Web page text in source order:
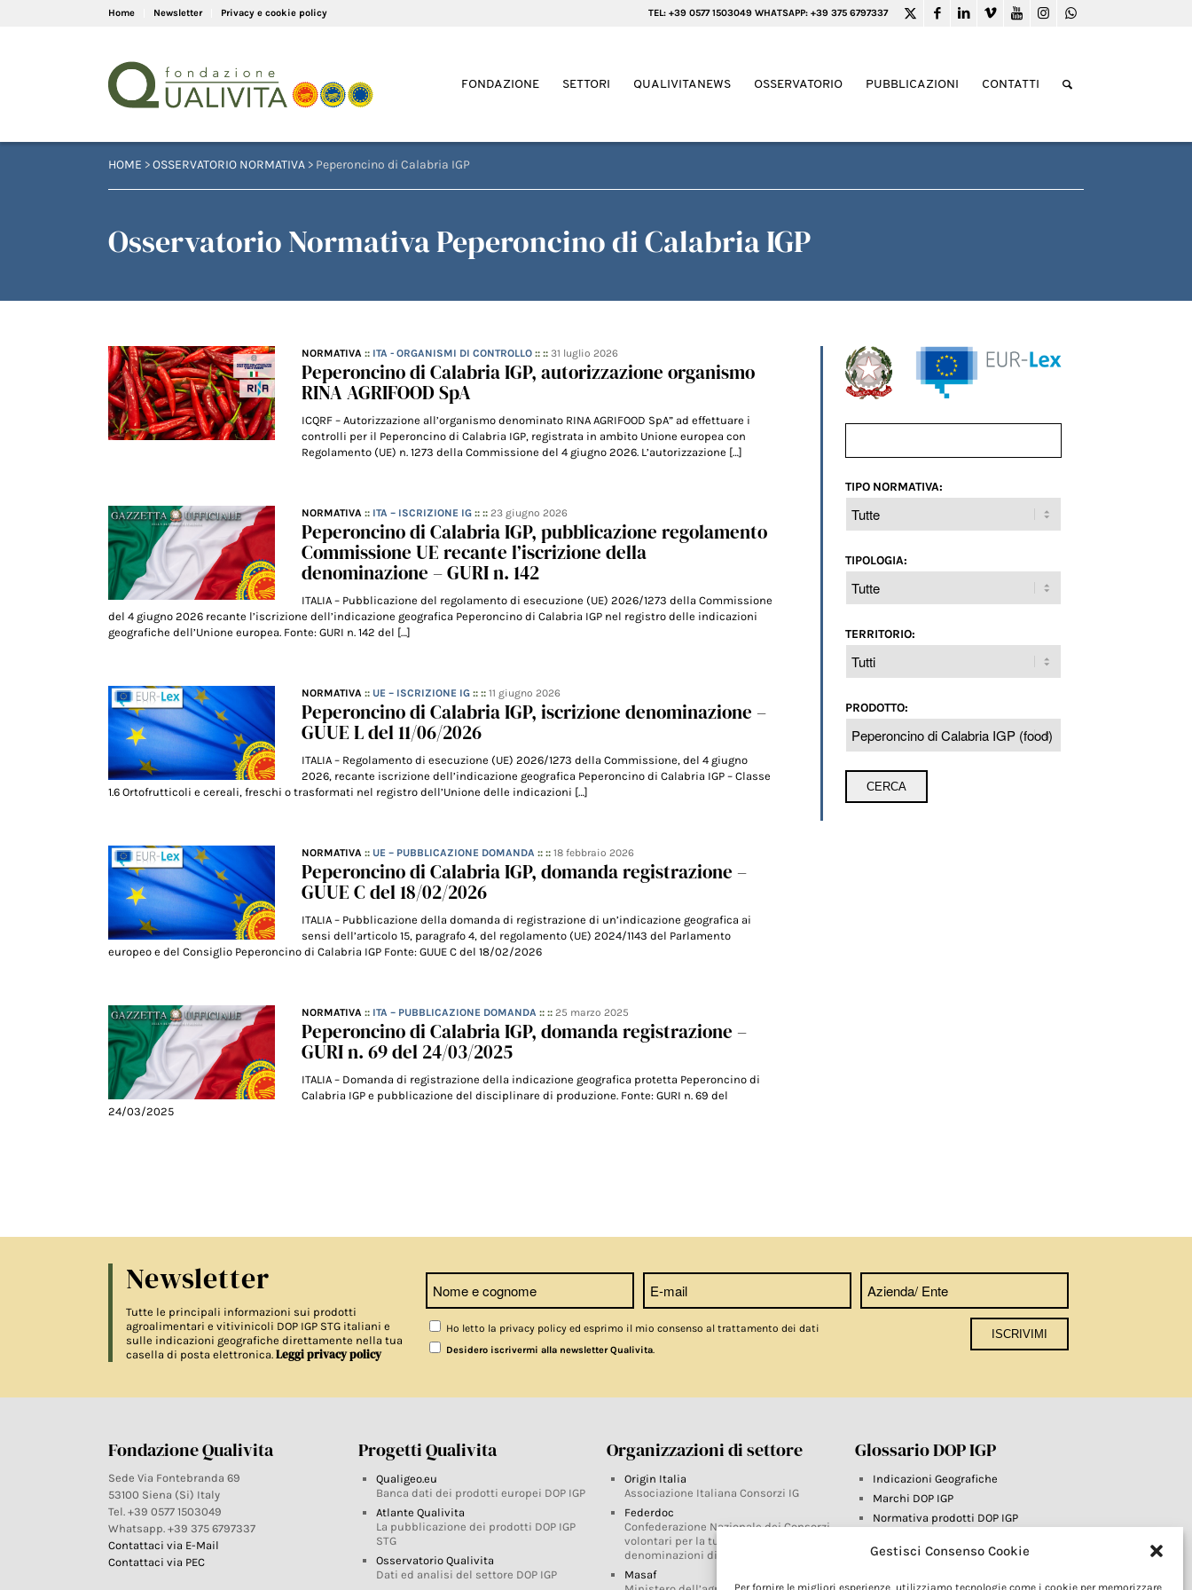
Gestisci Consenso Cookie
Per fornire le migliori esperienze, utilizziamo tecnologie come i cookie per memorizzare
Home Newsletter Privacy e cookie policy TEL: +39 0577 1503049 WHATSAPP: +39 375 6797337
FONDAZIONE SETTORI QUALIVITANEWS OSSERVATORIO PUBBLICAZIONI CONTATTI
HOME >OSSERVATORIO NORMATIVA > Peperoncino di Calabria IGP
Osservatorio Normativa Peperoncino di Calabria IGP
NORMATIVA :: ITA - ORGANISMI DI CONTROLLO :: ::31 luglio 2026
Peperoncino di Calabria IGP, autorizzazione organismo
RINA AGRIFOOD SpA
ICQRF – Autorizzazione all’organismo denominato RINA AGRIFOOD SpA” ad effettuare i
controlli per il Peperoncino di Calabria IGP, registrata in ambito Unione europea con
Regolamento (UE) n. 1273 della Commissione del 4 giugno 2026. L’autorizzazione […]
NORMATIVA :: ITA – ISCRIZIONE IG :: ::23 giugno 2026
Peperoncino di Calabria IGP, pubblicazione regolamento
Commissione UE recante l’iscrizione della
denominazione – GURI n. 142
ITALIA – Pubblicazione del regolamento di esecuzione (UE) 2026/1273 della Commissione
del 4 giugno 2026 recante l’iscrizione dell’indicazione geografica Peperoncino di Calabria IGP nel registro delle indicazioni
geografiche dell’Unione europea. Fonte: GURI n. 142 del […]
NORMATIVA :: UE – ISCRIZIONE IG :: ::11 giugno 2026
Peperoncino di Calabria IGP, iscrizione denominazione –
GUUE L del 11/06/2026
ITALIA – Regolamento di esecuzione (UE) 2026/1273 della Commissione, del 4 giugno
2026, recante iscrizione dell’indicazione geografica Peperoncino di Calabria IGP – Classe
1.6 Ortofrutticoli e cereali, freschi o trasformati nel registro dell’Unione delle indicazioni […]
NORMATIVA :: UE – PUBBLICAZIONE DOMANDA :: ::18 febbraio 2026
Peperoncino di Calabria IGP, domanda registrazione –
GUUE C del 18/02/2026
ITALIA – Pubblicazione della domanda di registrazione di un’indicazione geografica ai
sensi dell’articolo 15, paragrafo 4, del regolamento (UE) 2024/1143 del Parlamento
europeo e del Consiglio Peperoncino di Calabria IGP Fonte: GUUE C del 18/02/2026
NORMATIVA :: ITA – PUBBLICAZIONE DOMANDA :: ::25 marzo 2025
Peperoncino di Calabria IGP, domanda registrazione –
GURI n. 69 del 24/03/2025
ITALIA – Domanda di registrazione della indicazione geografica protetta Peperoncino di
Calabria IGP e pubblicazione del disciplinare di produzione. Fonte: GURI n. 69 del
24/03/2025
TIPO NORMATIVA:
TIPOLOGIA:
TERRITORIO:
PRODOTTO:
Newsletter
Tutte le principali informazioni sui prodotti
agroalimentari e vitivinicoli DOP IGP STG italiani e
sulle indicazioni geografiche direttamente nella tua
casella di posta elettronica. Leggi privacy policy
Ho letto la privacy policy ed esprimo il mio consenso al trattamento dei dati
Desidero iscrivermi alla newsletter Qualivita.
Fondazione Qualivita
Sede Via Fontebranda 69
53100 Siena (Si) Italy
Tel. +39 0577 1503049
Whatsapp. +39 375 6797337
Contattaci via E-Mail
Contattaci via PEC
Progetti Qualivita
Qualigeo.eu
Banca dati dei prodotti europei DOP IGP
Atlante Qualivita
La pubblicazione dei prodotti DOP IGP
STG
Osservatorio Qualivita
Dati ed analisi del settore DOP IGP
Organizzazioni di settore
Origin Italia
Associazione Italiana Consorzi IG
Federdoc
Confederazione Nazionale dei Consorzi
volontari per la tutela delle
denominazioni di origine
Masaf
Glossario DOP IGP
Indicazioni Geografiche
Marchi DOP IGP
Normativa prodotti DOP IGP
Farm To Fork e prodotti DOP IGP